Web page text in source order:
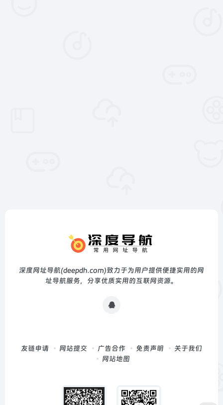
深度网址导航(deepdh.com)致力于为用户提供便捷实用的网
址导航服务，分享优质实用的互联网资源。
友链申请 网站提交 广告合作 免责声明
关于我们
网站地图